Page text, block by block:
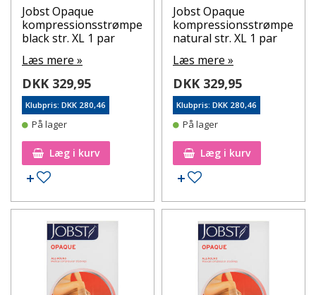
Jobst Opaque
kompressionsstrømpe
black str. XL 1 par
Læs mere »
DKK 329,95
Klubpris: DKK 280,46
På lager
Læg i kurv
Tilføj til ønskeseddel
Jobst Opaque
kompressionsstrømpe
natural str. XL 1 par
Læs mere »
DKK 329,95
Klubpris: DKK 280,46
På lager
Læg i kurv
Tilføj til ønskeseddel